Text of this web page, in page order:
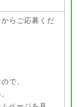
らご応募くだ
で、